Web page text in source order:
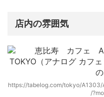
店内の雰囲気
https://tabelog.com/tokyo/
/